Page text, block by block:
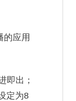
的应用
即出；
定为8